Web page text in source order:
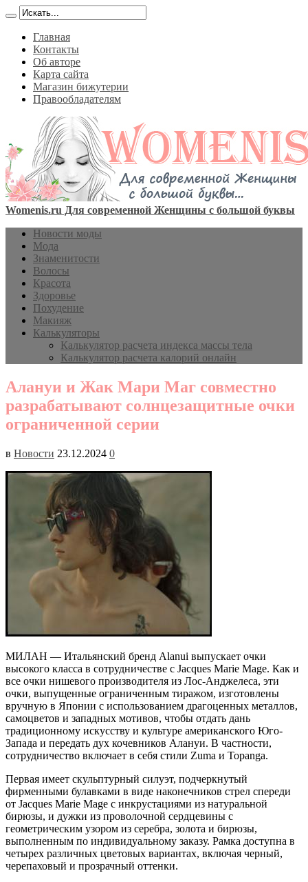
Главная
Контакты
Об авторе
Карта сайта
Магазин бижутерии
Правообладателям
Womenis.ru Для современной Женщины с большой буквы
Новости моды
Мода
Знаменитости
Волосы
Красота
Здоровье
Похудение
Макияж
Калькуляторы
Калькулятор расчета индекса массы тела
Калькулятор расчета калорий онлайн
Алануи и Жак Мари Маг совместно
разрабатывают солнцезащитные очки
ограниченной серии
в Новости 23.12.2024 0
МИЛАН — Итальянский бренд Alanui выпускает очки
высокого класса в сотрудничестве с Jacques Marie Mage. Как и
все очки нишевого производителя из Лос-Анджелеса, эти
очки, выпущенные ограниченным тиражом, изготовлены
вручную в Японии с использованием драгоценных металлов,
самоцветов и западных мотивов, чтобы отдать дань
традиционному искусству и культуре американского Юго-
Запада и передать дух кочевников Алануи. В частности,
сотрудничество включает в себя стили Zuma и Topanga.
Первая имеет скульптурный силуэт, подчеркнутый
фирменными булавками в виде наконечников стрел спереди
от Jacques Marie Mage с инкрустациями из натуральной
бирюзы, и дужки из проволочной сердцевины с
геометрическим узором из серебра, золота и бирюзы,
выполненным по индивидуальному заказу. Рамка доступна в
четырех различных цветовых вариантах, включая черный,
черепаховый и прозрачный оттенки.